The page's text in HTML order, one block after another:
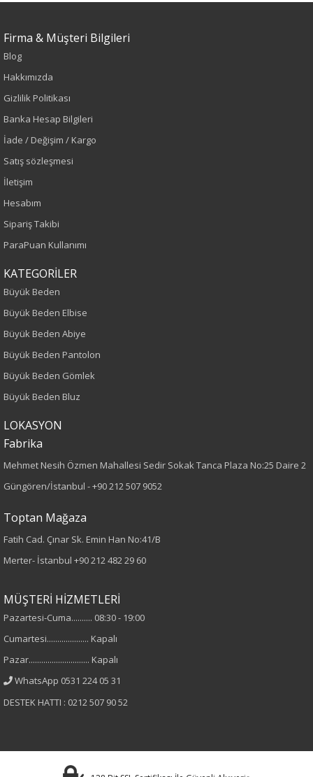
Sezon : YAZLIK
Renk
Siyah
Sezon
İlkbahar-Yaz
Yaş Grubu
Kalıp
Büyük Beden
Boy
75
Örme
Düz
Kumaş
%5 Elastan
Kadın
Kol Tipi
Firma & Müşteri Bilgileri
Blog
Hakkımızda
Gizlilik Politikası
Banka Hesap Bilgileri
İade / Değişim / Kargo
Satış sözleşmesi
İletişim
Hesabım
Sipariş Takibi
ParaPuan Kullanımı
KATEGORİLER
Büyük Beden
Büyük Beden Elbise
Büyük Beden Abiye
Büyük Beden Pantolon
Büyük Beden Gömlek
Büyük Beden Bluz
LOKASYON
Fabrika
Mehmet Nesih Özmen Mahallesi Sedir Sokak Tanca Plaza No:25 Daire 2
Güngören/İstanbul -+90 212 507 9052
Toptan Mağaza
Fatih Cad. Çınar Sk. Emin Han No:41/B
Merter- İstanbul +90 212 482 29 60
MÜŞTERİ HİZMETLERİ
Pazartesi-Cuma.......... 08:30 - 19:00
Cumartesi.................... Kapalı
Pazar............................. Kapalı
WhatsApp 0531 224 05 31
DESTEK HATTI : 0212 507 90 52